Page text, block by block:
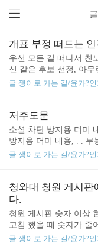
개표 부정 떠드는
우선 모든 걸 떠나서 친
신 같은 후보 선정, 아
의 민심과 이반된 미친
이 있어야 할 시간이다.
이슈에 매몰되게 만듦
임을 면피할 수 있게 된
정 사건, 2012년 문재인
글 쟁이로 가는 길/윤가?인
저주도문
소셜 차단 방지용 더미
방지용 더미 내용, . . 무
경쟁자 죽이기 뿐이다.
의 파괴 세력인 친노 대
치는 일 밖에 할 줄 모르
이 사회에서 퇴출시켜
생 재수 옴붙어서 하는
들은 재수 삼수 사수를
다. 가정은 불화하고 사
글 쟁이로 가는 길/윤가?인
청와대 청원 게시판
다.
청원 게시판 숫자 이상
고침 했을 때 숫자가 줄
스 동기화가 지연될 경
글 쟁이로 가는 길/윤가?인